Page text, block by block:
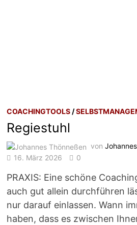
COACHINGTOOLS /
Regiestuhl
von
16. März 2026
0
PRAXIS: Eine schöne
auch gut allein durchführen
nur darauf einlassen. Wann
haben, dass es zwischen